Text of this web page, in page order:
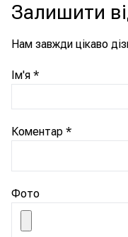
Залишити
Нам завжди цікаво
Ім'я *
Коментар *
Фото